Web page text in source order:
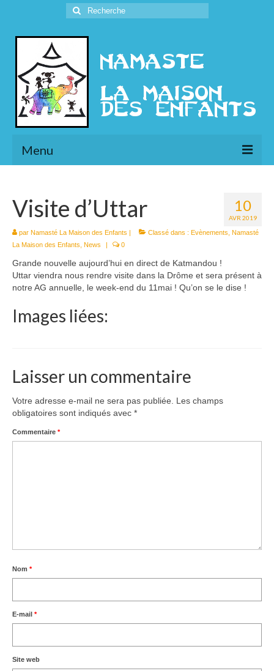
Rechercher
:
Menu
Présentation
l’Ethique
Historique
Le Népal
Documents
Actualités
Nous contacter
10
AVR 2019
Visite d’Uttar
par Namasté La Maison des Enfants | Classé dans : Evènements Namasté
La Maison des Enfants News | 0
Grande nouvelle aujourd’hui en direct de Katmandou !
Uttar viendra nous rendre visite dans la Drôme et sera présent à
notre AG annuelle, le week-end du 11mai ! Qu’on se le dise !
Images liées:
Laisser un commentaire
Votre adresse e-mail ne sera pas publiée.
Les champs
obligatoires sont indiqués avec *
Commentaire *
Nom *
E-mail *
Site web